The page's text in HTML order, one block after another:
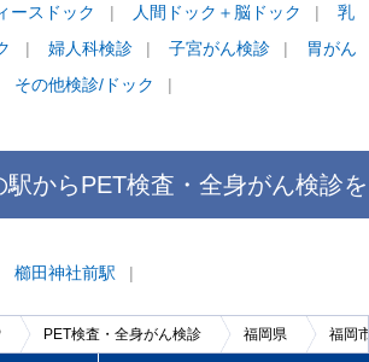
ースドック 人間ドック＋脳ドック
乳
婦人科検診 子宮がん検診
胃がん
その他検診/ドック
駅からPET検査・全身がん検診を
櫛田神社前駅
PET検査・全身がん検診 福岡県 福岡